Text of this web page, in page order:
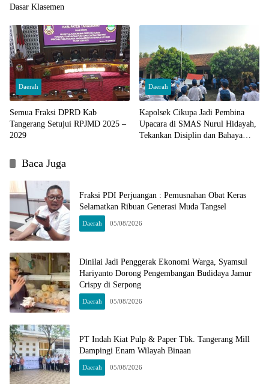
Dasar Klasemen
Daerah
Semua Fraksi DPRD Kab
Tangerang Setujui RPJMD 2025 –
2029
Daerah
Kapolsek Cikupa Jadi Pembina
Upacara di SMAS Nurul Hidayah,
Tekankan Disiplin dan Bahaya
Baca Juga
Fraksi PDI Perjuangan : Pemusnahan Obat Keras
Selamatkan Ribuan Generasi Muda Tangsel
Daerah 05/08/2026
Dinilai Jadi Penggerak Ekonomi Warga, Syamsul
Hariyanto Dorong Pengembangan Budidaya Jamur
Crispy di Serpong
Daerah 05/08/2026
PT Indah Kiat Pulp & Paper Tbk. Tangerang Mill
Dampingi Enam Wilayah Binaan
Daerah 05/08/2026